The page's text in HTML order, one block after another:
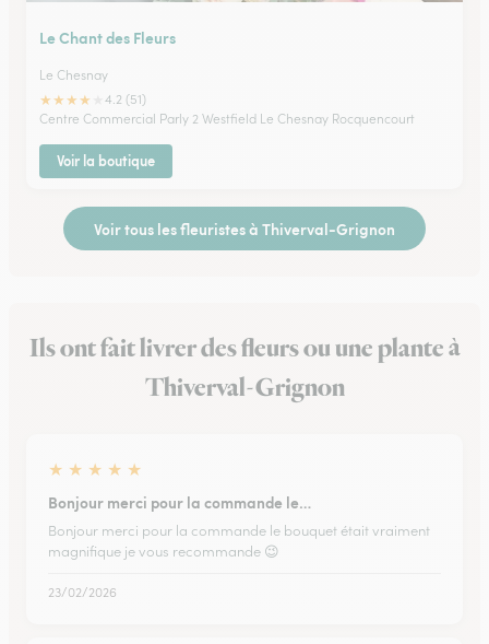
Le Chant des Fleurs
Le Chesnay
★★★★
4.2 (51)
Centre Commercial Parly 2 Westfield Le Chesnay Rocquencourt
Voir la boutique
Voir tous les fleuristes à Thiverval-Grignon
Ils ont fait livrer des fleurs ou une plante à
Thiverval-Grignon
★ ★ ★ ★ ★
Bonjour merci pour la commande le…
Bonjour merci pour la commande le bouquet était vraiment
magnifique je vous recommande 😉
23/02/2026